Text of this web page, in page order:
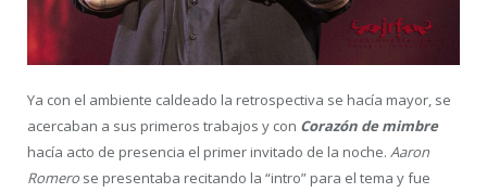
Ya con el ambiente caldeado la retrospectiva se hacía mayor, se
acercaban a sus primeros trabajos y con Corazón de mimbre
hacía acto de presencia el primer invitado de la noche. Aaron
Romero se presentaba recitando la “intro” para el tema y fue